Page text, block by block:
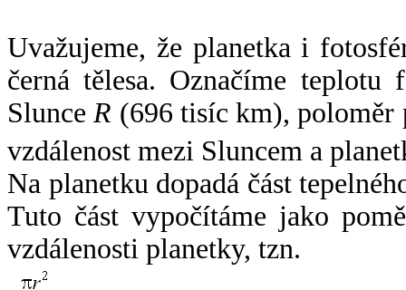
Uvažujeme, že planetka i
černá tělesa. Označíme
SlunceR (696 tisíc km),
vzdálenost mezi Sluncem a
Na planetku dopadá část
Tuto část vypočítáme jako
vzdálenosti planetky, tzn.